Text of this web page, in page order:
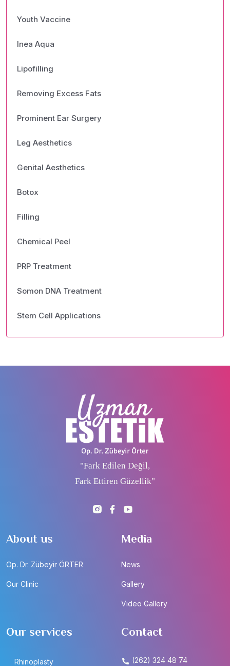
Youth Vaccine
Inea Aqua
Lipofilling
Removing Excess Fats
Prominent Ear Surgery
Leg Aesthetics
Genital Aesthetics
Botox
Filling
Chemical Peel
PRP Treatment
Somon DNA Treatment
Stem Cell Applications
"Fark Edilen Değil,
Fark Ettiren Güzellik"
About us
Op. Dr. Zübeyir ÖRTER
Our Clinic
Media
News
Gallery
Video Gallery
Our services
Rhinoplasty
Contact
(262) 324 48 74